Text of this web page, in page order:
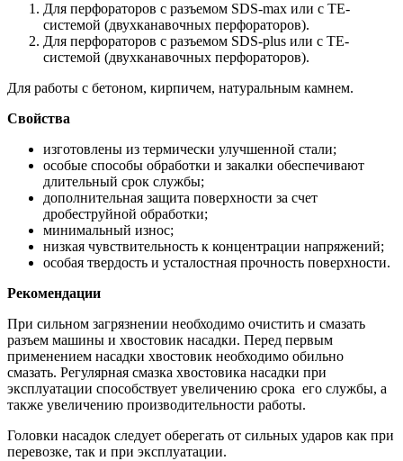
Для перфораторов с разъемом SDS-max или с ТЕ-
системой (двухканавочных перфораторов).
Для перфораторов с разъемом SDS-plus или с ТЕ-
системой (двухканавочных перфораторов).
Для работы с бетоном, кирпичем, натуральным камнем.
Свойства
изготовлены из термически улучшенной стали;
особые способы обработки и закалки обеспечивают
длительный срок службы;
дополнительная защита поверхности за счет
дробеструйной обработки;
минимальный износ;
низкая чувствительность к концентрации напряжений;
особая твердость и усталостная прочность поверхности.
Рекомендации
При сильном загрязнении необходимо очистить и смазать
разъем машины и хвостовик насадки. Перед первым
применением насадки хвостовик необходимо обильно
смазать. Регулярная смазка хвостовика насадки при
эксплуатации способствует увеличению срока его службы, а
также увеличению производительности работы.
Головки насадок следует оберегать от сильных ударов как при
перевозке, так и при эксплуатации.